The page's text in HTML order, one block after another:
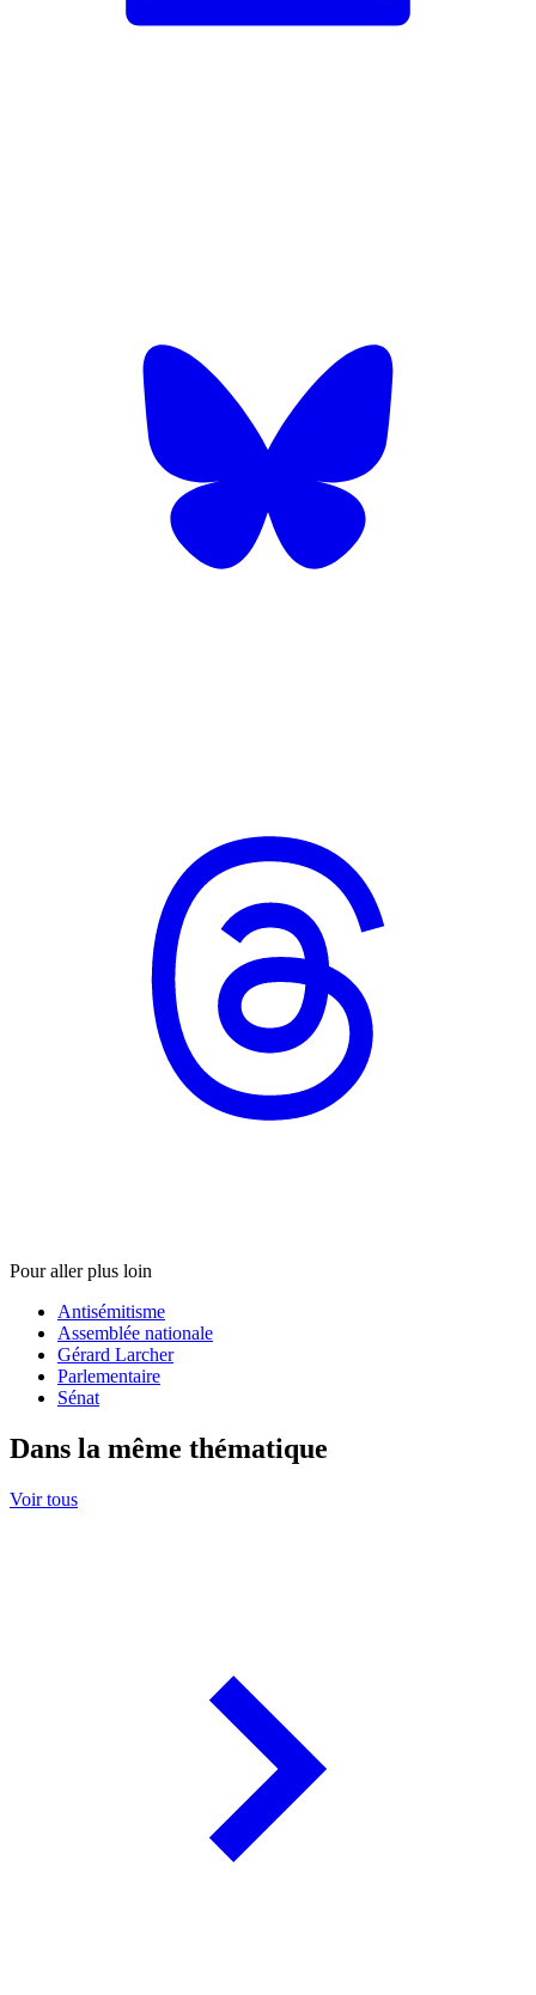
Pour aller plus loin
Antisémitisme
Assemblée nationale
Gérard Larcher
Parlementaire
Sénat
Dans la même thématique
Voir tous